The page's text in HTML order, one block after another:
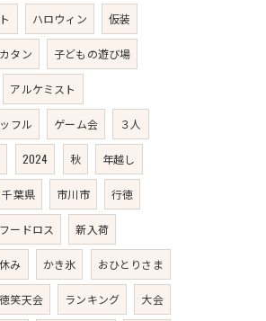
ハロウィン 仮装
カタン 子どもの遊び場
アルケミスト
フル ゲーム会 ３人
2024 秋 年越し
千葉県 市川市 行徳
フードロス 新入荷
み かき氷 おひとりさま
笑天会 ランキング 大会